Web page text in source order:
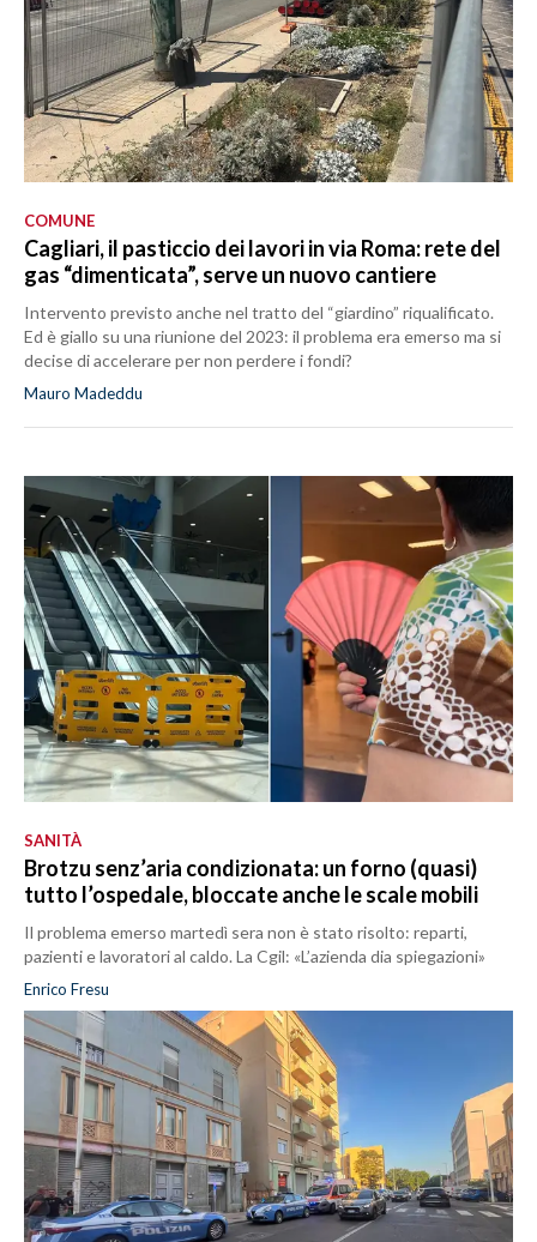
COMUNE
Cagliari, il pasticcio dei lavori in via Roma: rete del
gas “dimenticata”, serve un nuovo cantiere
Intervento previsto anche nel tratto del “giardino” riqualificato.
Ed è giallo su una riunione del 2023: il problema era emerso ma si
decise di accelerare per non perdere i fondi?
Mauro Madeddu
SANITÀ
Brotzu senz’aria condizionata: un forno (quasi)
tutto l’ospedale, bloccate anche le scale mobili
Il problema emerso martedì sera non è stato risolto: reparti,
pazienti e lavoratori al caldo. La Cgil: «L’azienda dia spiegazioni»
Enrico Fresu